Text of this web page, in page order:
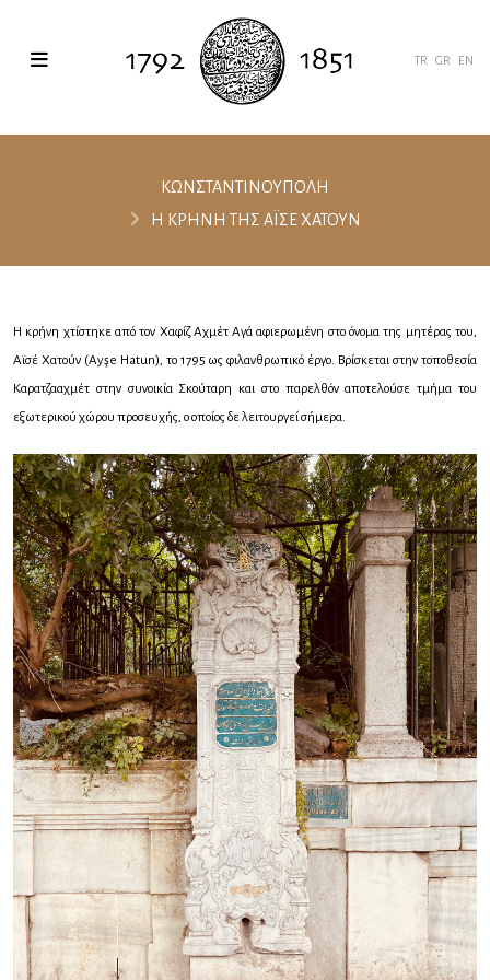
TR GR EN
ΚΩΝΣΤΑΝΤΙΝΟΥΠΟΛΗ
Η ΚΡΗΝΗ ΤΗΣ ΑΪΣΕ ΧΑΤΟΥΝ
Η κρήνη χτίστηκε από τον Χαφίζ Αχμέτ Αγά αφιερωμένη στο όνομα της μητέρας του,
Αϊσέ Χατούν (Ayşe Hatun), το 1795 ως φιλανθρωπικό έργο. Βρίσκεται στην τοποθεσία
Καρατζααχμέτ στην συνοικία Σκούταρη και στο παρελθόν αποτελούσε τμήμα του
εξωτερικού χώρου προσευχής, ο οποίος δε λειτουργεί σήμερα.